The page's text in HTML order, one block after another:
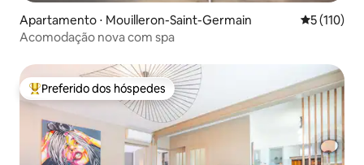
Apartamento ⋅ Mouilleron-Saint-Germain 5 de uma
5 (110)
Acomodação nova com spa
Entre os melhores preferidos dos hóspedes
Preferido dos hóspedes